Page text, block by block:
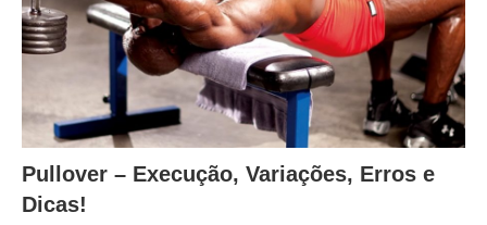
Pullover – Execução, Variações, Erros e
Dicas!